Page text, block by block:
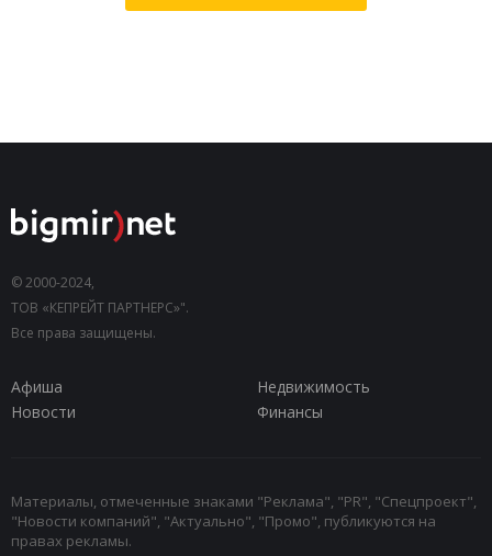
© 2000-2024,
ТОВ «КЕПРЕЙТ ПАРТНЕРС»".
Все права защищены.
Афиша
Недвижимость
Новости
Финансы
Материалы, отмеченные знаками "Реклама", "PR", "Спецпроект",
"Новости компаний", "Актуально", "Промо", публикуются на
правах рекламы.